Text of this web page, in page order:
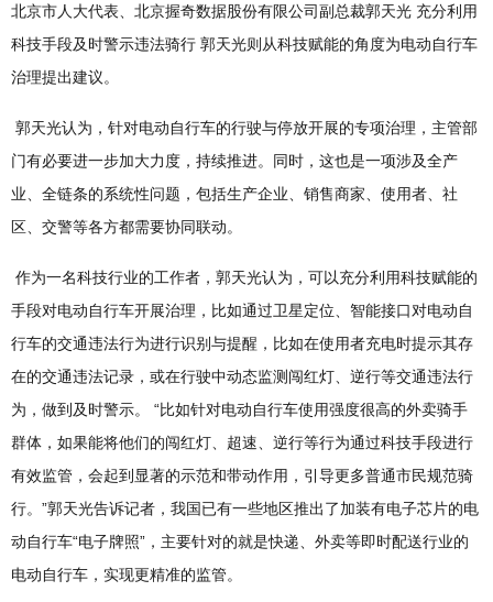
北京市人大代表、北京握奇数据股份有限公司副总裁郭天光 充分利用
科技手段及时警示违法骑行 郭天光则从科技赋能的角度为电动自行车
治理提出建议。
郭天光认为，针对电动自行车的行驶与停放开展的专项治理，主管部
门有必要进一步加大力度，持续推进。同时，这也是一项涉及全产
业、全链条的系统性问题，包括生产企业、销售商家、使用者、社
区、交警等各方都需要协同联动。
作为一名科技行业的工作者，郭天光认为，可以充分利用科技赋能的
手段对电动自行车开展治理，比如通过卫星定位、智能接口对电动自
行车的交通违法行为进行识别与提醒，比如在使用者充电时提示其存
在的交通违法记录，或在行驶中动态监测闯红灯、逆行等交通违法行
为，做到及时警示。 “比如针对电动自行车使用强度很高的外卖骑手
群体，如果能将他们的闯红灯、超速、逆行等行为通过科技手段进行
有效监管，会起到显著的示范和带动作用，引导更多普通市民规范骑
行。”郭天光告诉记者，我国已有一些地区推出了加装有电子芯片的电
动自行车“电子牌照”，主要针对的就是快递、外卖等即时配送行业的
电动自行车，实现更精准的监管。